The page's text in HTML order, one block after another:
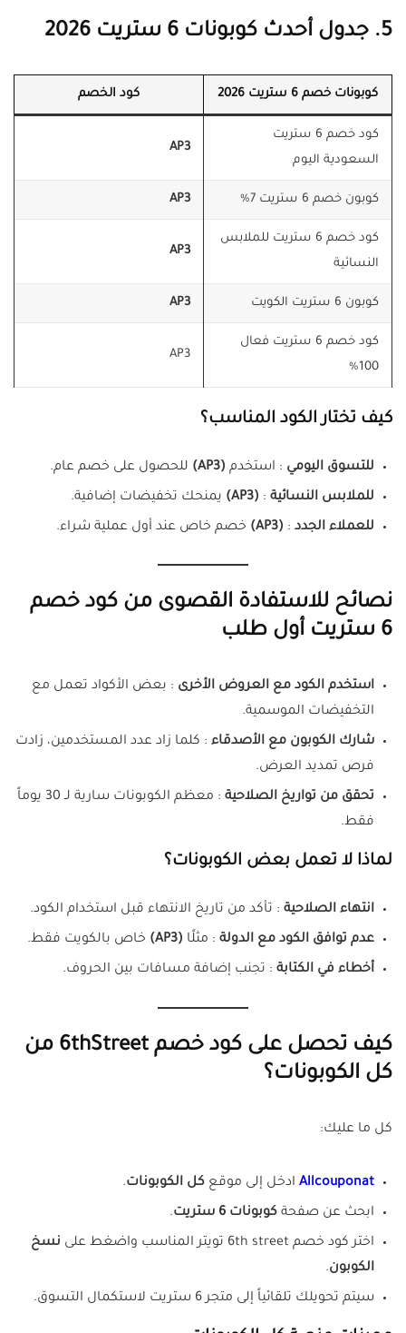
5. جدول أحدث كوبونات 6 ستريت 2026
كوبونات خصم 6 ستريت 202 6 كود الخصم
كود خصم 6 ستريت
السعودية اليوم
AP3
كوبون خصم 6 ستريت 7% AP3
كود خصم 6 ستريت للملابس
النسائية
AP3
كوبون 6 ستريت الكويت AP3
كود خصم 6 ستريت فعال
100%
AP3
كيف تختار الكود المناسب؟
للتسوق اليومي : استخدم (
AP3
) للحصول على خصم عام.
للملابس النسائية :
(
AP3
) يمنحك تخفيضات إضافية.
للعملاء الجدد :
(
AP3
) خصم خاص عند أول عملية شراء.
نصائح للاستفادة القصوى من كود خصم
6 ستريت أول طلب
استخدم الكود مع العروض الأخرى : بعض الأكواد تعمل مع
التخفيضات الموسمية.
شارك الكوبون مع الأصدقاء : كلما زاد عدد المستخدمين، زادت
فرص تمديد العرض.
تحقق من تواريخ الصلاحية
: معظم الكوبونات سارية لـ 30 يوماً
فقط.
لماذا لا تعمل بعض الكوبونات؟
انتهاء الصلاحية : تأكد من تاريخ الانتهاء قبل استخدام الكود.
عدم توافق الكود مع الدولة : مثلًا (
AP3
) خاص بالكويت فقط.
أخطاء في الكتابة : تجنب إضافة مسافات بين الحروف.
كيف تحصل على كود خصم 6thStreet من
كل الكوبونات؟
كل ما عليك:
Allcouponat ادخل إلى موقع كل الكوبونات.
ابحث عن صفحة كوبونات 6 ستريت .
اختر كود خصم 6th street تويتر المناسب واضغط على
نسخ
الكوبون.
سيتم تحويلك تلقائياً إلى متجر 6 ستريت لاستكمال التسوق.